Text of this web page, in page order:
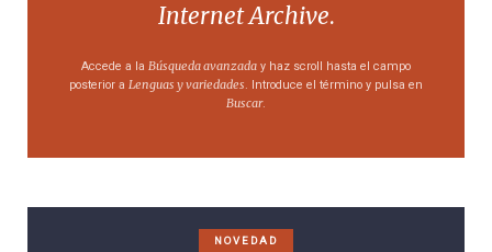
Internet Archive.
Accede a la Búsqueda avanzada y haz scroll hasta el campo
posterior a Lenguas y variedades . Introduce el término y pulsa en
Buscar.
NOVEDAD